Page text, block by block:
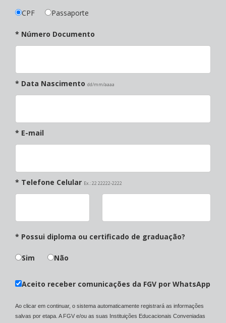
CPF Passaporte
* Número Documento
* Data Nascimento dd/mm/aaaa
* E-mail
* Telefone Celular Ex.: 22 22222-2222
* Possui diploma ou certificado de graduação?
Sim Não
Aceito receber comunicações da FGV por WhatsApp
Ao clicar em continuar, o sistema automaticamente registrará as informações
salvas por etapa. A FGV e/ou as suas Instituições Educacionais Conveniadas